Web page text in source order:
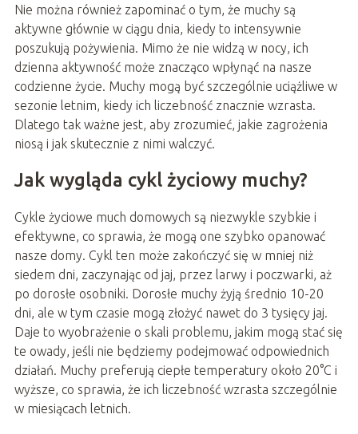
Nie można również zapominać o tym, że muchy są
aktywne głównie w ciągu dnia, kiedy to intensywnie
poszukują pożywienia. Mimo że nie widzą w nocy, ich
dzienna aktywność może znacząco wpłynąć na nasze
codzienne życie. Muchy mogą być szczególnie uciążliwe w
sezonie letnim, kiedy ich liczebność znacznie wzrasta.
Dlatego tak ważne jest, aby zrozumieć, jakie zagrożenia
niosą i jak skutecznie z nimi walczyć.
Jak wygląda cykl życiowy muchy?
Cykle życiowe much domowych są niezwykle szybkie i
efektywne, co sprawia, że mogą one szybko opanować
nasze domy. Cykl ten może zakończyć się w mniej niż
siedem dni, zaczynając od jaj, przez larwy i poczwarki, aż
po dorosłe osobniki. Dorosłe muchy żyją średnio 10-20
dni, ale w tym czasie mogą złożyć nawet do 3 tysięcy jaj.
Daje to wyobrażenie o skali problemu, jakim mogą stać się
te owady, jeśli nie będziemy podejmować odpowiednich
działań. Muchy preferują ciepłe temperatury około 20°C i
wyższe, co sprawia, że ich liczebność wzrasta szczególnie
w miesiącach letnich.